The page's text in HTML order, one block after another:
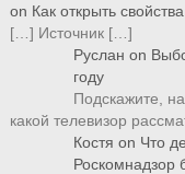
on Как открыть
[…] Источник […]
Руслан on
году
Подскажите,
какой телевизор
Костя on Что
Роскомнадзор